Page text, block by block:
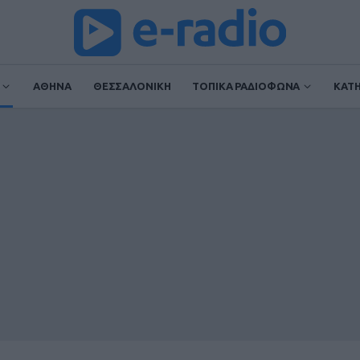
ΑΘΗΝΑ ΘΕΣΣΑΛΟΝΙΚΗ ΤΟΠΙΚΑ ΡΑΔΙΟΦΩΝΑ